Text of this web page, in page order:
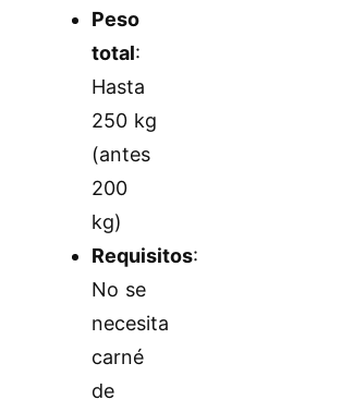
Peso
total:
Hasta
250 kg
(antes
200
kg)
Requisitos:
No se
necesita
carné
de